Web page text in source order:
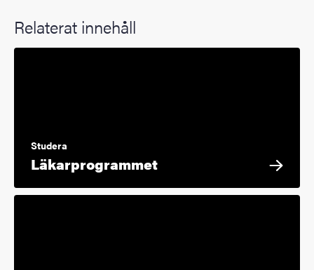
Relaterat innehåll
Studera
Läkarprogrammet